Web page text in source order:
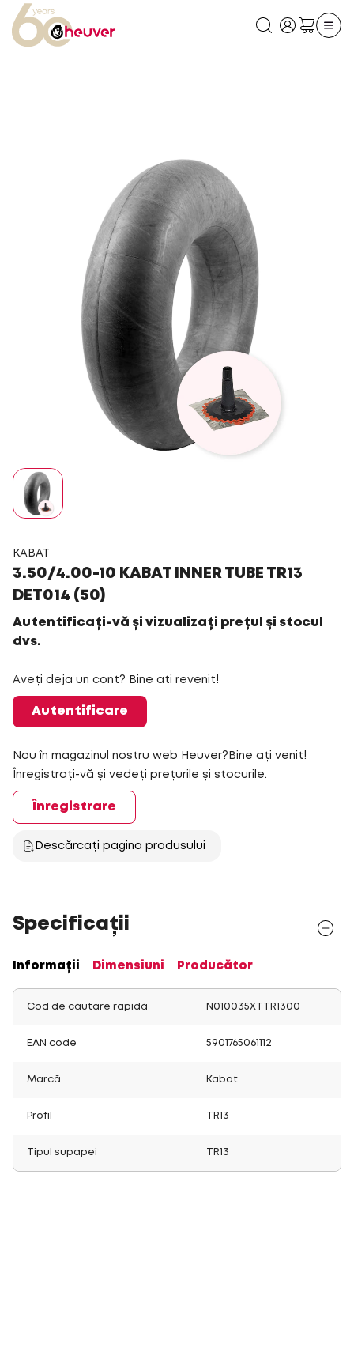
KABAT
3.50/4.00-10 KABAT INNER TUBE TR13
DET014 (50)
Autentificați-vă și vizualizați prețul și stocul
dvs.
Aveți deja un cont? Bine ați revenit!
Autentificare
Nou în magazinul nostru web Heuver?Bine ați venit!
Înregistrați-vă și vedeți prețurile și stocurile.
Înregistrare
Descărcați pagina produsului
Specificații
Informații Dimensiuni Producător
Cod de căutare rapidă N010035XTTR1300
EAN code 5901765061112
Marcă Kabat
Profil TR13
Tipul supapei TR13